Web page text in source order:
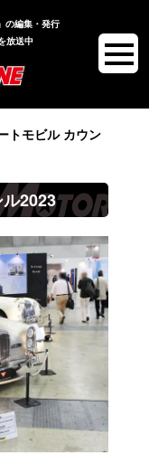
の編集・発行
放送中
トモビル カウン
2023